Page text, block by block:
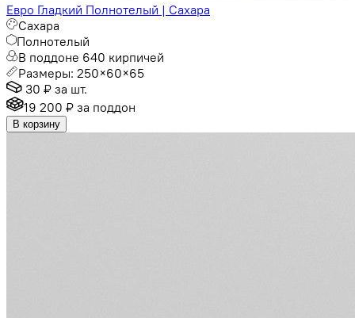
Евро Гладкий Полнотелый | Сахара
Сахара
Полнотелый
В поддоне 640 кирпичей
Размеры: 250×60×65
30 ₽ за шт.
19 200 ₽ за поддон
В корзину